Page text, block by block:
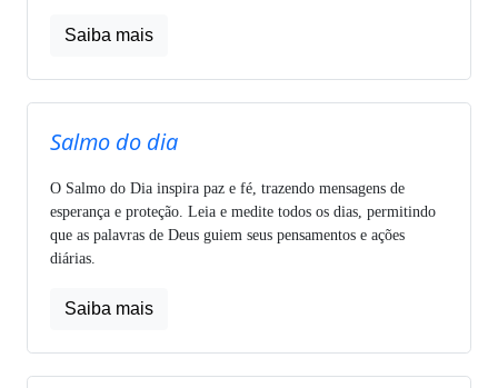
Saiba mais
Salmo do dia
O Salmo do Dia inspira paz e fé, trazendo mensagens de
esperança e proteção. Leia e medite todos os dias, permitindo
que as palavras de Deus guiem seus pensamentos e ações
diárias.
Saiba mais